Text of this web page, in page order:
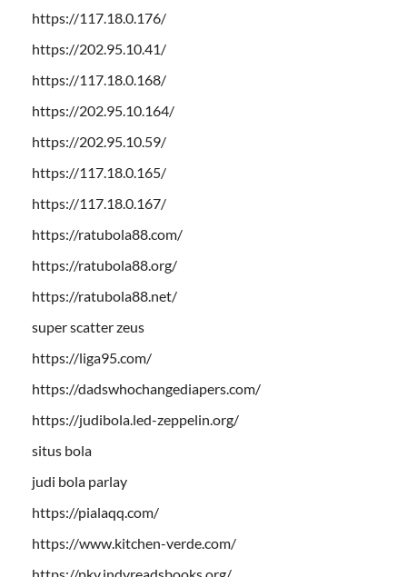
https://117.18.0.176/
https://202.95.10.41/
https://117.18.0.168/
https://202.95.10.164/
https://202.95.10.59/
https://117.18.0.165/
https://117.18.0.167/
https://ratubola88.com/
https://ratubola88.org/
https://ratubola88.net/
super scatter zeus
https://liga95.com/
https://dadswhochangediapers.com/
https://judibola.led-zeppelin.org/
situs bola
judi bola parlay
https://pialaqq.com/
https://www.kitchen-verde.com/